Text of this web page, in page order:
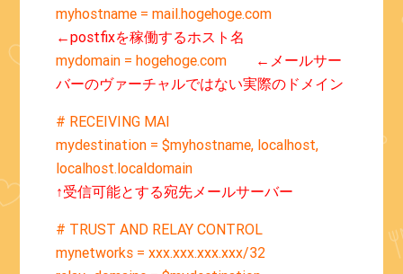
myhostname = mail.hogehoge.com
←postfixを稼働するホスト名
mydomain = hogehoge.com
←メールサー
バーのヴァーチャルではない実際のドメイン
# RECEIVING MAI
mydestination = $myhostname, localhost,
localhost.localdomain
↑受信可能とする宛先メールサーバー
# TRUST AND RELAY CONTROL
mynetworks = xxx.xxx.xxx.xxx/32